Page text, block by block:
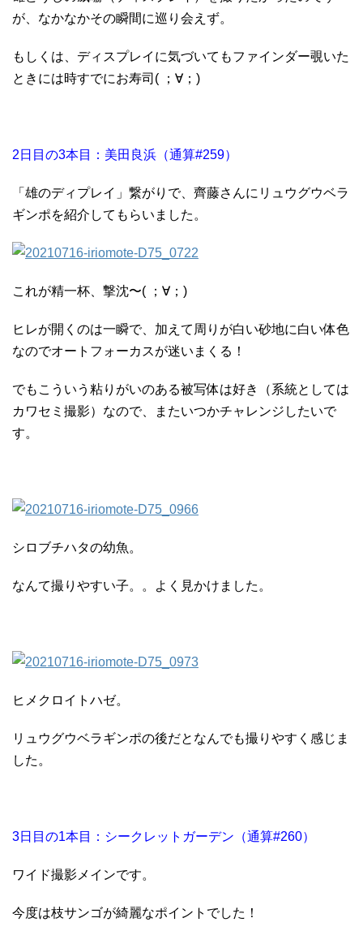
が、なかなかその瞬間に巡り会えず。
もしくは、ディスプレイに気づいてもファインダー覗いた
ときには時すでにお寿司( ；∀；)
2日目の3本目：美田良浜（通算#259）
「雄のディプレイ」繋がりで、齊藤さんにリュウグウベラ
ギンポを紹介してもらいました。
これが精一杯、撃沈〜( ；∀；)
ヒレが開くのは一瞬で、加えて周りが白い砂地に白い体色
なのでオートフォーカスが迷いまくる！
でもこういう粘りがいのある被写体は好き（系統としては
カワセミ撮影）なので、またいつかチャレンジしたいで
す。
シロブチハタの幼魚。
なんて撮りやすい子。。よく見かけました。
ヒメクロイトハゼ。
リュウグウベラギンポの後だとなんでも撮りやすく感じま
した。
3日目の1本目：シークレットガーデン（通算#260）
ワイド撮影メインです。
今度は枝サンゴが綺麗なポイントでした！